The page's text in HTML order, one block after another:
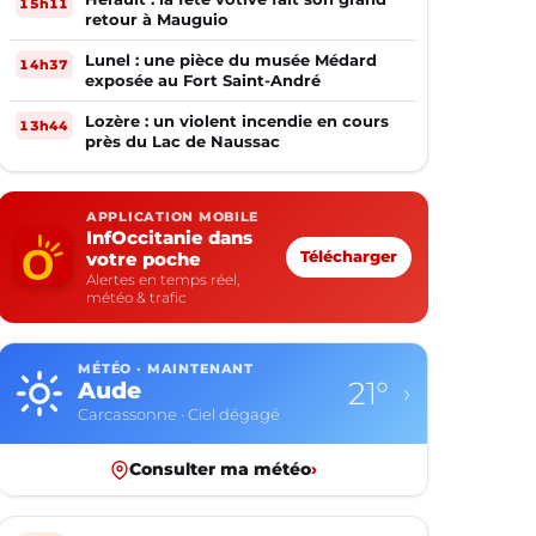
retour à Mauguio
14h37
Lunel : une pièce du musée Médard
exposée au Fort Saint-André
13h44
Lozère : un violent incendie en cours
près du Lac de Naussac
APPLICATION MOBILE
InfOccitanie dans
votre poche
Alertes en temps réel,
météo & trafic
Télécharger
MÉTÉO · MAINTENANT
Aveyron
Rodez · Ciel dégagé
12° ›
Consulter ma météo›